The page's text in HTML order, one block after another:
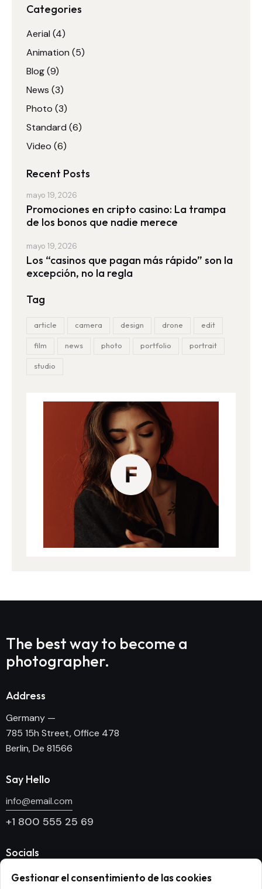
Categories
Aerial (4)
Animation (5)
Blog(9)
News (3)
Photo (3)
Standard (6)
Video (6)
Recent Posts
mayo 19, 2026
Promociones en cripto casino: La trampa
de los bonos que nadie merece
mayo 19, 2026
Los “casinos que pagan más rápido” son la
excepción, no la regla
Tag
article camera design drone edit
film news photo portfolio portrait
studio
The best way to become a
photographer.
Address
Germany —
785 15h Street, Office 478
Berlin, De 81566
Say Hello
info@email.com
+1 800 555 25 69
Socials
Facebook
Gestionar el consentimiento de las cookies